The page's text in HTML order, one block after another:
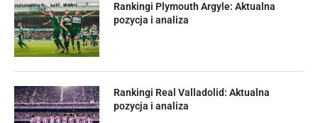
Rankingi Plymouth Argyle: Aktualna
pozycja i analiza
Rankingi Real Valladolid: Aktualna
pozycja i analiza